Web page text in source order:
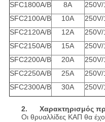
SFC1800A/B
8A 250V/
SFC2100A/B
10A 250V/
SFC2120A/B
12A 250V/
SFC2150A/B
15A 250V/
SFC2200A/B
20A 250V/
SFC2250A/B
25A 250V/
SFC2300A/B
30A 250V/
2. Χαρακτηρισμός
Οι θρυαλλίδες ΚΑΠ θα